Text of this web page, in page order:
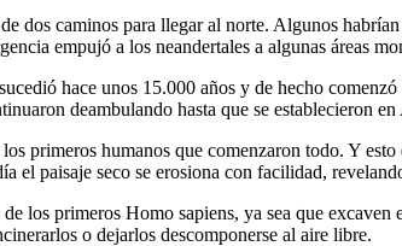
dos caminos para llegar al norte. Algunos
empujó a los neandertales a algunas áreas
hace unos 15.000 años y de hecho
deambulando hasta que se establecieron
primeros humanos que comenzaron todo. Y
paisaje seco se erosiona con facilidad,
los primeros Homo sapiens, ya sea que
o dejarlos descomponerse al aire libre.